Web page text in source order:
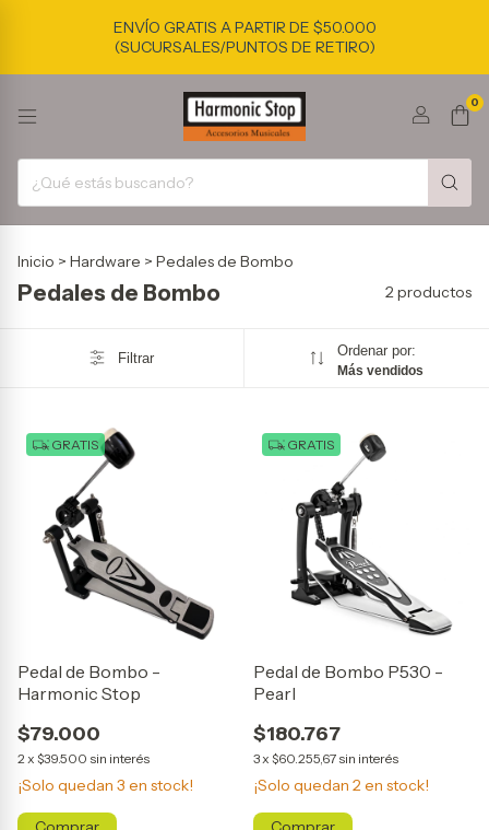
ENVÍO GRATIS A PARTIR DE $50.000
(SUCURSALES/PUNTOS DE RETIRO)
0
Inicio > Hardware > Pedales de Bombo
Pedales de Bombo 2 productos
Filtrar Ordenar por:
Más vendidos
GRATIS
Pedal de Bombo -
Harmonic Stop
$79.000
2 x $39.500 sin interés
¡Solo quedan 3 en stock!
GRATIS
Pedal de Bombo P530 -
Pearl
$180.767
3x $60.255,67 sin interés
¡Solo quedan 2en stock!